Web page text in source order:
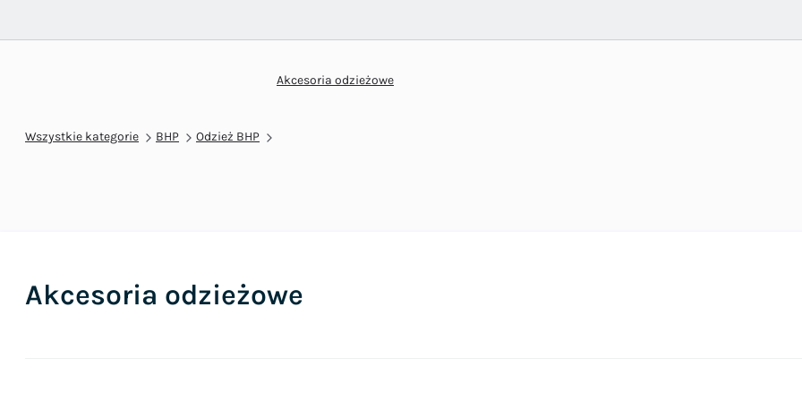
Wszystkie kategorie BHP Odzież BHP
Akcesoria odzieżowe
Akcesoria odzieżowe